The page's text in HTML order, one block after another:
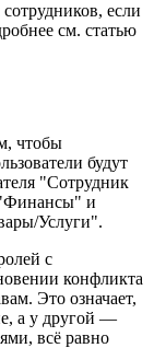
если
см. статью
чтобы
будут
"Сотрудник
"Финансы" и
Услуги".
с
конфликта
Это означает,
а у другой —
всё равно